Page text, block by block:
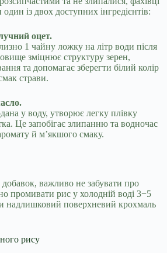
із двох доступних інгредієнтів:
оцет.
1 чайну ложку на літр води після
зміцнює структуру зерен,
та допомагає зберегти білий колір
страви.
у воду, утворює легку плівку
Це запобігає злипанню та водночас
й м’якшого смаку.
важливо не забувати про
промивати рис у холодній воді 3−5
надлишковий поверхневий крохмаль
рису